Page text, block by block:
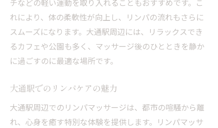
チなどの軽い運動を取り入れることもおすすめです。こ
れにより、体の柔軟性が向上し、リンパの流れもさらに
スムーズになります。大通駅周辺には、リラックスでき
るカフェや公園も多く、マッサージ後のひとときを静か
に過ごすのに最適な場所です。
大通駅でのリンパケアの魅力
大通駅周辺でのリンパマッサージは、都市の喧騒から離
れ、心身を癒す特別な体験を提供します。リンパマッサ